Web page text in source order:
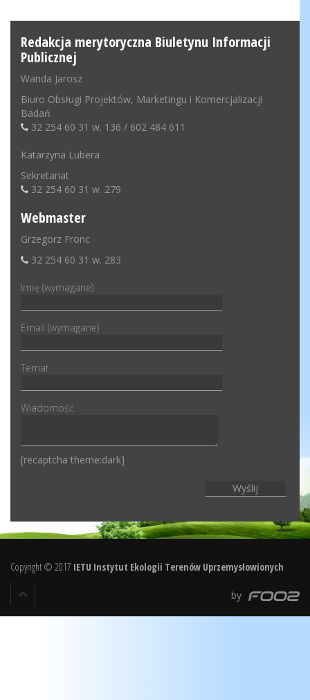
Redakcja merytoryczna Biuletynu Informacji
Publicznej
Wanda Jarosz
Biuro Obsługi Projektów, Marketingu i Komercjalizacji
Badań
32 254 60 31 w. 136 / 602 484 611
Katarzyna Lubera
Sekretariat
32 254 60 31 w. 279
Webmaster
Grzegorz Fronc
32 254 60 31 w. 283
Imię (wymagane)
Email (wymagane)
Temat
Wiadomość
[recaptcha theme:dark]
Copyright © 2017 IETU Instytut Ekologii Terenów Uprzemysłowionych
by